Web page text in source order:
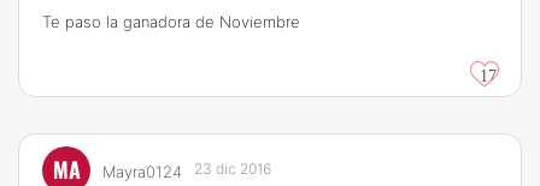
Te paso la ganadora de Noviembre
17
MA Mayra0124 23 dic 2016